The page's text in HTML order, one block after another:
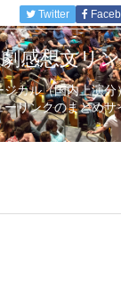
Twitter
感想文リ
カル（国内上演
ーリンクのまとめサ